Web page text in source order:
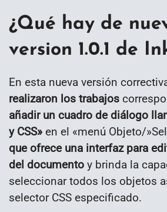
¿Qué hay de
version 1.0.1 de
En esta nueva versión
realizaron los trabajos
añadir un cuadro de diálogo
y CSS» en el «menú Objeto/
que ofrece una interfaz para
del documento y brinda la
seleccionar todos los objetos
selector CSS especificado.